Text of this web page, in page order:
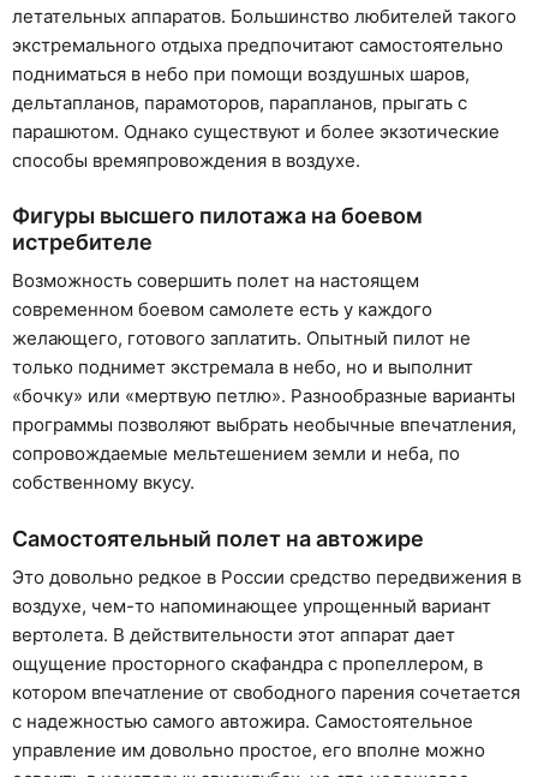
летательных аппаратов. Большинство любителей такого
экстремального отдыха предпочитают самостоятельно
подниматься в небо при помощи воздушных шаров,
дельтапланов, парамоторов, парапланов, прыгать с
парашютом. Однако существуют и более экзотические
способы времяпровождения в воздухе.
Фигуры высшего пилотажа на боевом
истребителе
Возможность совершить полет на настоящем
современном боевом самолете есть у каждого
желающего, готового заплатить. Опытный пилот не
только поднимет экстремала в небо, но и выполнит
«бочку» или «мертвую петлю». Разнообразные варианты
программы позволяют выбрать необычные впечатления,
сопровождаемые мельтешением земли и неба, по
собственному вкусу.
Самостоятельный полет на автожире
Это довольно редкое в России средство передвижения в
воздухе, чем-то напоминающее упрощенный вариант
вертолета. В действительности этот аппарат дает
ощущение просторного скафандра с пропеллером, в
котором впечатление от свободного парения сочетается
с надежностью самого автожира. Самостоятельное
управление им довольно простое, его вполне можно